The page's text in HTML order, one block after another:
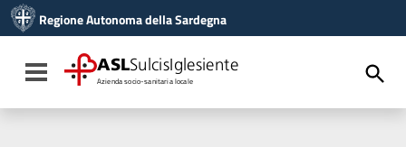
Vai al menu di navigazione
Vai al footer
Regione Autonoma della Sardegna
Toggle navigation
ASLSulcisIglesiente
Azienda socio-sanitaria locale